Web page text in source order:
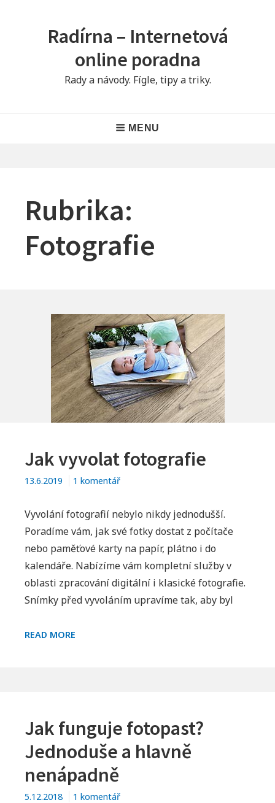
Radírna – Internetová
online poradna
Rady a návody. Fígle, tipy a triky.
MENU
Rubrika:
Fotografie
Jak vyvolat fotografie
13.6.2019 1 komentářu
s
názvem
vyvolat
fotografie
Vyvolání fotografií nebylo nikdy jednodušší.
Poradíme vám, jak své fotky dostat z počítače
nebo paměťové karty na papír, plátno i do
kalendáře. Nabízíme vám kompletní služby v
oblasti zpracování digitální i klasické fotografie.
Snímky před vyvoláním upravíme tak, aby byl
READ MORE
Jak funguje fotopast?
Jednoduše a hlavně
nenápadně
5.12.2018 1 komentářu